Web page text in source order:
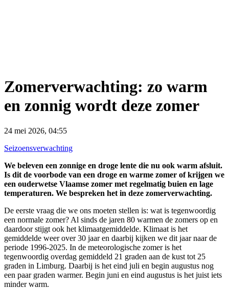
Zomerverwachting: zo warm
en zonnig wordt deze zomer
24 mei 2026, 04:55
Seizoensverwachting
We beleven een zonnige en droge lente die nu ook warm afsluit.
Is dit de voorbode van een droge en warme zomer of krijgen we
een ouderwetse Vlaamse zomer met regelmatig buien en lage
temperaturen. We bespreken het in deze zomerverwachting.
De eerste vraag die we ons moeten stellen is: wat is tegenwoordig
een normale zomer? Al sinds de jaren 80 warmen de zomers op en
daardoor stijgt ook het klimaatgemiddelde. Klimaat is het
gemiddelde weer over 30 jaar en daarbij kijken we dit jaar naar de
periode 1996-2025. In de meteorologische zomer is het
tegenwoordig overdag gemiddeld 21 graden aan de kust tot 25
graden in Limburg. Daarbij is het eind juli en begin augustus nog
een paar graden warmer. Begin juni en eind augustus is het juist iets
minder warm.